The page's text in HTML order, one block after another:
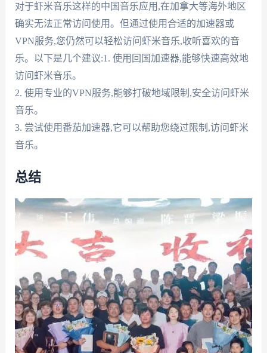
对于虾米音乐这样的中国音乐应用,在加拿大等海外地区
确实无法正常访问使用。但通过使用合适的加速器或
VPN服务,您仍然可以轻松访问虾米音乐,收听喜欢的音
乐。以下是几个建议:1. 使用回国加速器,能够快速高效地
访问虾米音乐。
2. 使用专业的VPN服务,能够打破地域限制,安全访问虾米
音乐。
3. 尝试使用番茄加速器,它可以帮助您绕过限制,访问虾米
音乐。
总结